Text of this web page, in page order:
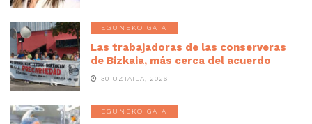
EGUNEKO GAIA
Las trabajadoras de las conserveras
de Bizkaia, más cerca del acuerdo
30 UZTAILA, 2026
EGUNEKO GAIA